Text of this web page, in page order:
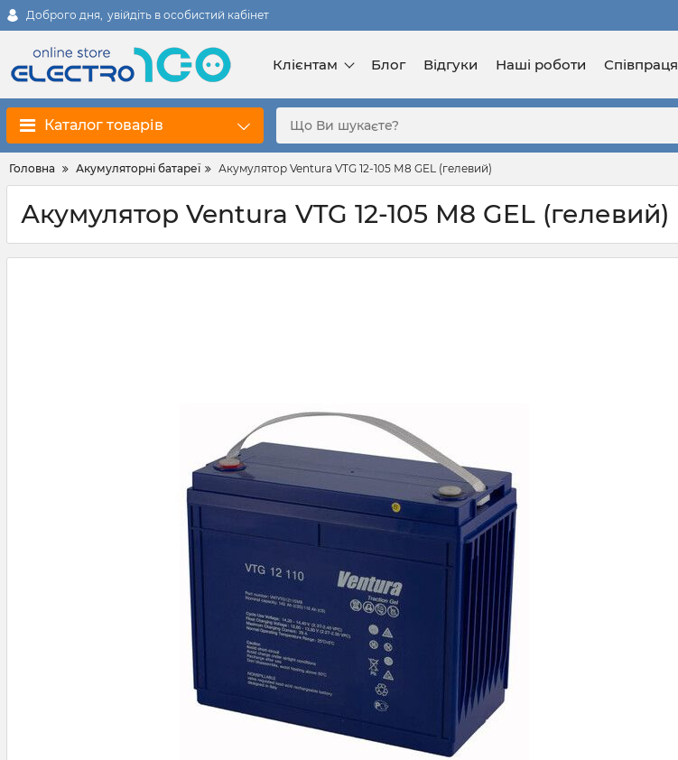
Доброго дня, увійдіть в особистий кабінет
Клієнтам Блог Відгуки Наші роботи Співпраця
Каталог товарів
Головна Акумуляторні батареї Акумулятор Ventura VTG 12-105 М8 GEL (гелевий)
Акумулятор Ventura VTG 12-105 М8 GEL (гелевий)